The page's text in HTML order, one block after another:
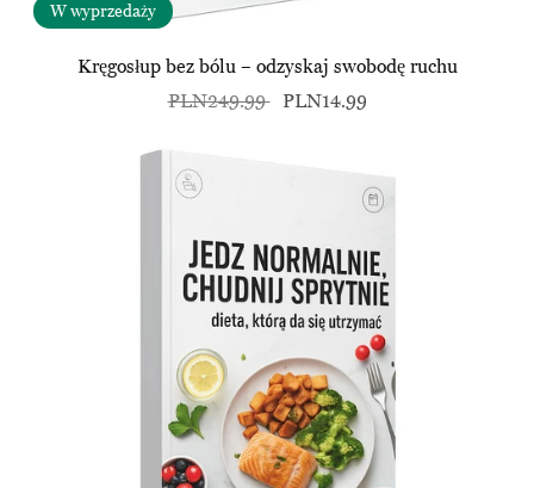
W wyprzedaży
Kręgosłup bez bólu – odzyskaj swobodę ruchu
PLN249.99 PLN14.99